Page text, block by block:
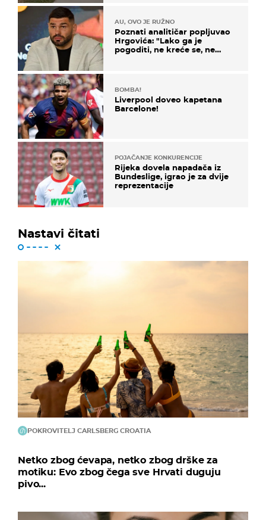
AU, OVO JE RUŽNO
Poznati analitičar popljuvao
Hrgovića: "Lako ga je
pogoditi, ne kreće se, ne
BOMBA!
Liverpool doveo kapetana
Barcelone!
POJAČANJE KONKURENCIJE
Rijeka dovela napadača iz
Bundeslige, igrao je za dvije
reprezentacije
Nastavi čitati
POKROVITELJ CARLSBERG CROATIA
Netko zbog ćevapa, netko zbog drške za
motiku: Evo zbog čega sve Hrvati duguju
pivo...